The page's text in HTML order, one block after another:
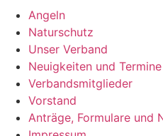
Angeln
Naturschutz
Unser Verband
Neuigkeiten und Termine
Verbandsmitglieder
Vorstand
Anträge, Formulare und